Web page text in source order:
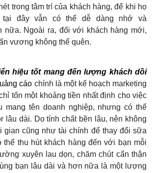
trong tâm trí của khách hàng, để khi họ
tại đây vẫn có thể dễ dàng nhớ và
nữa. Ngoài ra, đối với khách hàng mới,
vương không thể quên.
hiệu tốt mang đến lượng khách dồi
cáo chính là một kế hoạch marketing
tốn một khoảng tiền nhất định cho việc
mang tên doanh nghiệp, nhưng có thể
lâu dài. Do tính chất bền lâu, nên không
gian cũng như tài chính để thay đổi sữa
thể thu hút khách hàng đến với bạn mỗi
xuyên lau dọn, chăm chút cẩn thận
bạn lâu dài và hơn nữa là một lượng